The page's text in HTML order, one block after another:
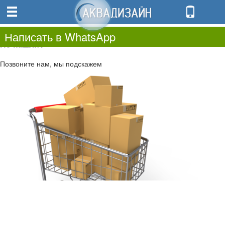
0.00
0
Не нашли?
Позвоните нам, мы подскажем
Написать в WhatsApp